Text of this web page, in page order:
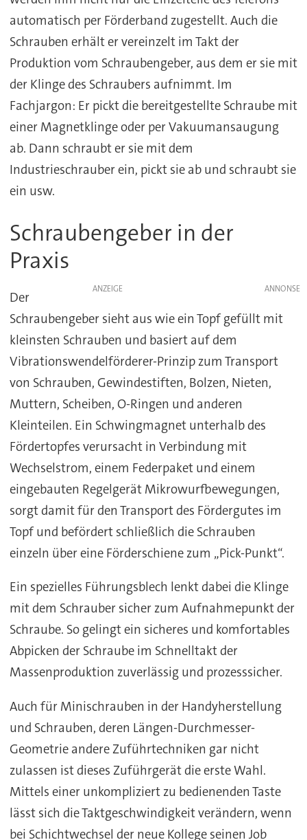
automatisch per Förderband zugestellt. Auch die
Schrauben erhält er vereinzelt im Takt der
Produktion vom Schraubengeber, aus dem er sie mit
der Klinge des Schraubers aufnimmt. Im
Fachjargon: Er pickt die bereitgestellte Schraube mit
einer Magnetklinge oder per Vakuumansaugung
ab. Dann schraubt er sie mit dem
Industrieschrauber ein, pickt sie ab und schraubt sie
ein usw.
Schraubengeber in der
Praxis
ANZEIGE
Der
Schraubengeber sieht aus wie ein Topf gefüllt mit
kleinsten Schrauben und basiert auf dem
Vibrationswendelförderer-Prinzip zum Transport
von Schrauben, Gewindestiften, Bolzen, Nieten,
Muttern, Scheiben, O-Ringen und anderen
Kleinteilen. Ein Schwingmagnet unterhalb des
Fördertopfes verursacht in Verbindung mit
Wechselstrom, einem Federpaket und einem
eingebauten Regelgerät Mikrowurfbewegungen,
sorgt damit für den Transport des Fördergutes im
Topf und befördert schließlich die Schrauben
einzeln über eine Förderschiene zum „Pick-Punkt“.
Ein spezielles Führungsblech lenkt dabei die Klinge
mit dem Schrauber sicher zum Aufnahmepunkt der
Schraube. So gelingt ein sicheres und komfortables
Abpicken der Schraube im Schnelltakt der
Massenproduktion zuverlässig und prozesssicher.
Auch für Minischrauben in der Handyherstellung
und Schrauben, deren Längen-Durchmesser-
Geometrie andere Zuführtechniken gar nicht
zulassen ist dieses Zuführgerät die erste Wahl.
Mittels einer unkompliziert zu bedienenden Taste
lässt sich die Taktgeschwindigkeit verändern, wenn
bei Schichtwechsel der neue Kollege seinen Job